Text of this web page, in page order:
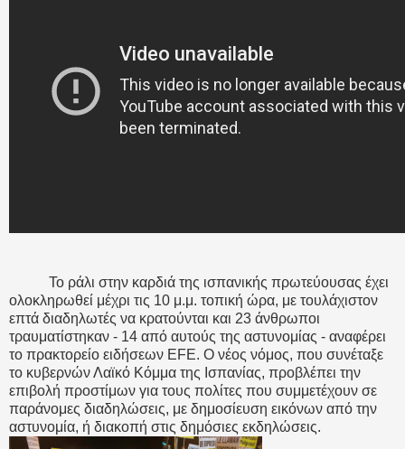
Το ράλι στην καρδιά της ισπανικής πρωτεύουσας έχει
ολοκληρωθεί μέχρι τις 10 μ.μ. τοπική ώρα, με τουλάχιστον
επτά διαδηλωτές να κρατούνται και 23 άνθρωποι
τραυματίστηκαν - 14 από αυτούς της αστυνομίας - αναφέρει
το πρακτορείο ειδήσεων EFE. Ο νέος νόμος, που συνέταξε
το κυβερνών Λαϊκό Κόμμα της Ισπανίας, προβλέπει την
επιβολή προστίμων για τους πολίτες που συμμετέχουν σε
παράνομες διαδηλώσεις, με δημοσίευση εικόνων από την
αστυνομία, ή διακοπή στις δημόσιες εκδηλώσεις.